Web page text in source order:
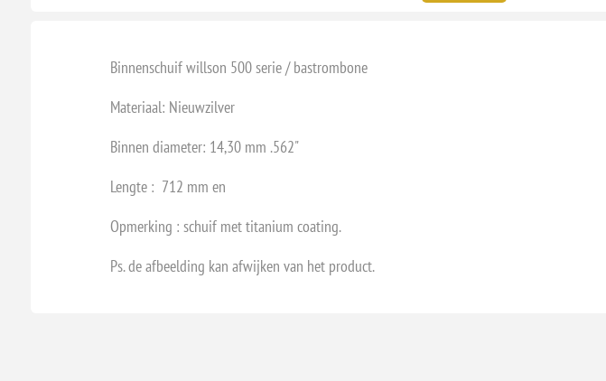
Binnenschuif willson 500 serie / bastrombone
Materiaal: Nieuwzilver
Binnen diameter: 14,30 mm .562"
Lengte : 712 mm en
Opmerking : schuif met titanium coating.
Ps. de afbeelding kan afwijken van het product.